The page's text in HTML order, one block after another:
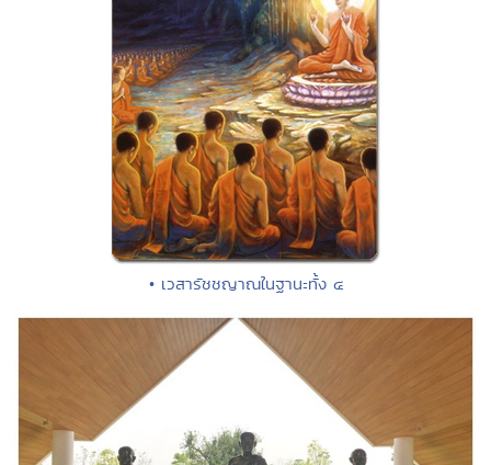
• เวสารัชชญาณในฐานะทั้ง ๔